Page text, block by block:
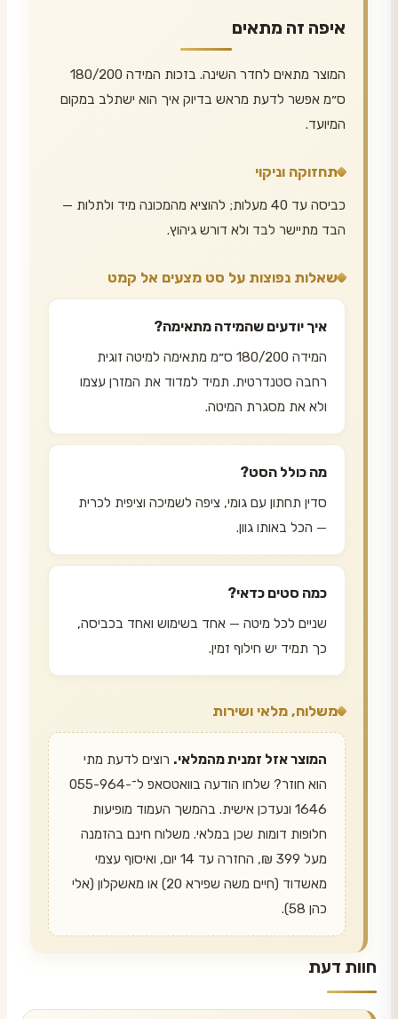
איפה זה מתאים
המוצר מתאים לחדר השינה. בזכות המידה 180/200
ס״מ אפשר לדעת מראש בדיוק איך הוא ישתלב במקום
המיועד.
תחזוקה וניקוי
כביסה עד 40 מעלות; להוציא מהמכונה מיד ולתלות —
הבד מתיישר לבד ולא דורש גיהוץ.
שאלות נפוצות על סט מצעים אל קמט
איך יודעים שהמידה מתאימה?
המידה 180/200 ס״מ מתאימה למיטה זוגית
רחבה סטנדרטית. תמיד למדוד את המזרן עצמו
ולא את מסגרת המיטה.
מה כולל הסט?
סדין תחתון עם גומי, ציפה לשמיכה וציפית לכרית
— הכל באותו גוון.
כמה סטים כדאי?
שניים לכל מיטה — אחד בשימוש ואחד בכביסה,
כך תמיד יש חילוף זמין.
משלוח, מלאי ושירות
המוצר אזל זמנית מהמלאי. רוצים לדעת מתי
הוא חוזר? שלחו הודעה בוואטסאפ ל־055-964-
1646 ונעדכן אישית. בהמשך העמוד מופיעות
חלופות דומות שכן במלאי. משלוח חינם בהזמנה
מעל 399 ₪, החזרה עד 14 יום, ואיסוף עצמי
מאשדוד (חיים משה שפירא 20) או מאשקלון (אלי
כהן 58).
חוות דעת